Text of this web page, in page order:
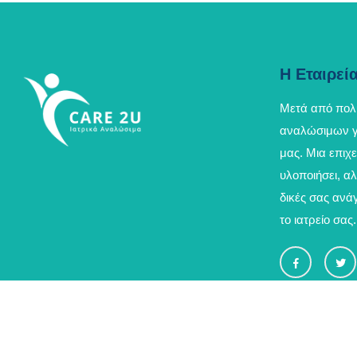
Η
Μετά από
αναλώσιμων
μας. Μια
υλοποιήσει,
δικές σας
το ιατρείο σας.